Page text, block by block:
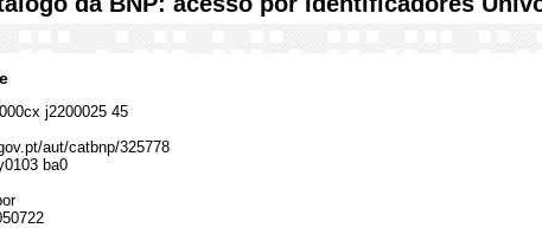
j2200025 45
aut/catbnp/325778
ba0